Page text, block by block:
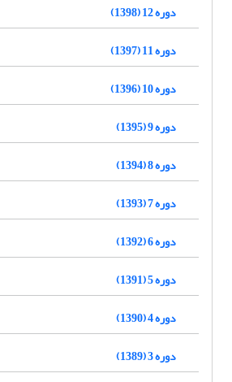
دوره 12 (1398)
دوره 11 (1397)
دوره 10 (1396)
دوره 9 (1395)
دوره 8 (1394)
دوره 7 (1393)
دوره 6 (1392)
دوره 5 (1391)
دوره 4 (1390)
دوره 3 (1389)